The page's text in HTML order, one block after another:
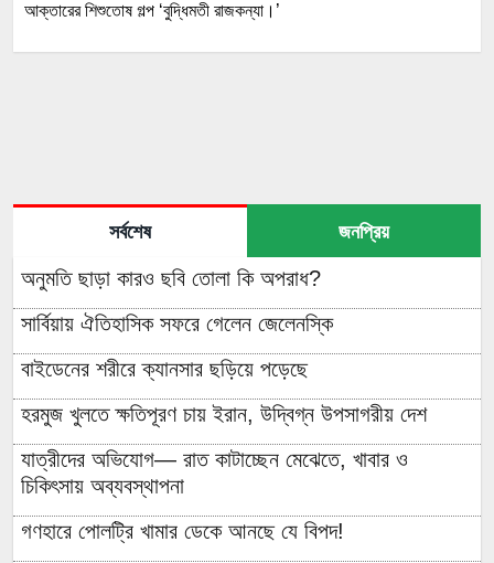
আক্তারের শিশুতোষ গল্প ‘বুদ্ধিমতী রাজকন্যা।’
সর্বশেষ জনপ্রিয়
অনুমতি ছাড়া কারও ছবি তোলা কি অপরাধ?
সার্বিয়ায় ঐতিহাসিক সফরে গেলেন জেলেনস্কি
বাইডেনের শরীরে ক্যানসার ছড়িয়ে পড়েছে
হরমুজ খুলতে ক্ষতিপূরণ চায় ইরান, উদ্বিগ্ন উপসাগরীয় দেশ
যাত্রীদের অভিযোগ— রাত কাটাচ্ছেন মেঝেতে, খাবার ও
চিকিৎসায় অব্যবস্থাপনা
গণহারে পোলট্রি খামার ডেকে আনছে যে বিপদ!